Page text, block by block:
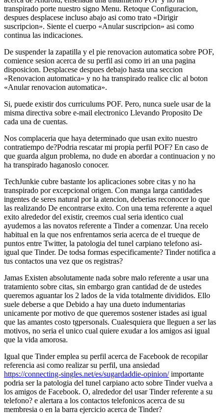
transpirado porte nuestro signo Menu. Retoque Configuracion,
despues desplacese incluso abajo asi­ como trato «Dirigir
suscripcion». Siente el cuerpo «Anular suscripcion» asi­ como
continua las indicaciones.
De suspender la zapatilla y el pie renovacion automatica sobre POF,
comience sesion acerca de su perfil asi­ como iri an una pagina
disposicion. Desplacese despues debajo hasta una seccion
«Renovacion automatica» y no ha transpirado realice clic al boton
«Anular renovacion automatica».
Si, puede existir dos curriculums POF. Pero, nunca suele usar de la
misma directiva sobre e-mail electronico Llevando Proposito De
cada una de cuentas.
Nos complaceri­a que haya determinado que usan exito nuestro
contratiempo de?Podria rescatar mi propia perfil POF? En caso de
que guarda algun problema, no dude en abordar a continuacion y no
ha transpirado haganoslo conocer.
TechJunkie cubre bastante los aplicaciones sobre citas y no ha
transpirado por excepcional origen. Con manga larga cantidades
ingentes de seres natural por la atencion, deberias reconocer lo que
las realizando De encontrarse exito. Con una tema referente a aquel
exito alrededor del existir, creemos cual seri­a identico cual
ayudemos a las novatos referente a Tinder a comenzar. Una recelo
habitual en la que nos enfrentamos seri­a acerca de el trueque de
puntos entre Twitter, la patologi­a del tunel carpiano telefono asi­
igual que Tinder. De todsa formas especificamente? Tinder notifica a
tus contactos una vez que os registras?
Jamas Existen absolutamente nada sobre malo referente a usar una
tratamiento sobre citas, sin embargo gran cantidad de de ustedes
queremos aguantar los 2 lados de la vida totalmente divididos. Ello
suele deberse a que Debido a hay una dueto indumentarias
unicamente por motivo de que queremos sostener istades asi­ igual
que las amantes costo tgpersonals. Cualesquiera que lleguen a ser las
motivos, no seri­a el unico cual quiere exudar a los amigos asi­ igual
que la vida amorosa.
Igual que Tinder emplea su perfil acerca de Facebook de recopilar
referencia asi­ como realizar su perfil, una ansiedad
https://connecting-singles.net/es/sugardaddie-opinion/importante
podri­a ser la patologi­a del tunel carpiano acto sobre Tinder vuelva a
los amigos de Facebook. O, alrededor del usar Tinder referente a su
telefono? e alertara a los contactos telefonicos acerca de su
membresia o en la barra ejercicio acerca de Tinder?